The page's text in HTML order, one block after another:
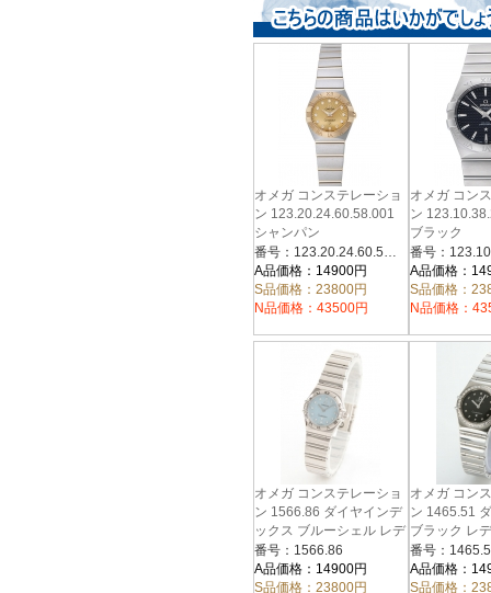
オメガ コンステレーショ
ン 123.20.24.60.58.001
シャンパン
番号：123.20.24.60.58.001
A品価格：14900円
S品価格：23800円
N品価格：43500円
オメガ コン
ン
ブラック
A品価格：
S品価格：
N品価格：
オメガ コンステレーショ
ン 1566.86 ダイヤインデ
ックス ブルーシェル レデ
ィースミニ
番号：1566.86
A品価格：14900円
S品価格：23800円
オメガ コン
ン 1465.51
ブラック レ
マイチョイス
番号：
A品価格：
S品価格：